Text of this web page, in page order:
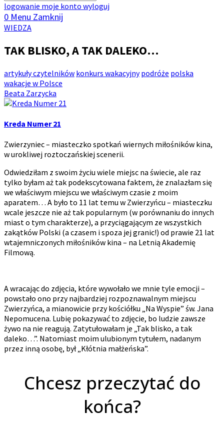
wyszukiwania
logowanie moje konto wyloguj
0 Menu Zamknij
Kategoria
WIEDZA
TAK BLISKO, A TAK DALEKO…
Tagi:
artykuły czytelników konkurs wakacyjny podróże polska
wakacje w Polsce
Autor:
Beata Zarzycka
Kreda Numer 21
Zwierzyniec – miasteczko spotkań wiernych miłośników kina,
w urokliwej roztoczańskiej scenerii.
Odwiedziłam z swoim życiu wiele miejsc na świecie, ale raz
tylko byłam aż tak podekscytowana faktem, że znalazłam się
we właściwym miejscu we właściwym czasie z moim
aparatem… A było to 11 lat temu w Zwierzyńcu – miasteczku
wcale jeszcze nie aż tak popularnym (w porównaniu do innych
miast o tym charakterze), a przyciągającym ze wszystkich
zakątków Polski (a czasem i spoza jej granic!) od prawie 21 lat
wtajemniczonych miłośników kina – na Letnią Akademię
Filmową.
A wracając do zdjęcia, które wywołało we mnie tyle emocji –
powstało ono przy najbardziej rozpoznawalnym miejscu
Zwierzyńca, a mianowicie przy kościółku „Na Wyspie” św. Jana
Nepomucena. Lubię pokazywać to zdjęcie, bo ludzie zawsze
żywo na nie reagują. Zatytułowałam je „Tak blisko, a tak
daleko…”. Natomiast moim ulubionym tytułem, nadanym
przez inną osobę, był „Kłótnia małżeńska”.
Chcesz przeczytać do
końca?